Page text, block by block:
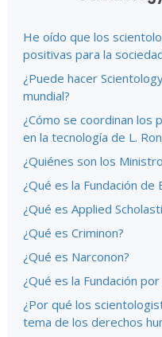
He oído que los
positivas para la
¿Puede hacer
mundial?
¿Cómo se coordinan los
en la tecnología de L.
¿Quiénes son los
¿Qué es la Fundación de
¿Qué es Applied
¿Qué es Criminon?
¿Qué es Narconon?
¿Qué es la Fundación
¿Por qué los
tema de los derechos